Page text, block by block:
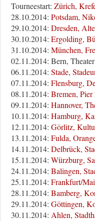
Tourneestart:Zürich,
28.10.2014:Potsdam,
29.10.2014:Dresden,
30.10.2014:Ergolding,
31.10.2014:München,
02.11.2014: Bern,
06.11.2014:Stade,
07.11.2014:Flensburg,
08.11.2014:Bremen, Pier
09.11.2014:Hannover,
10.11.2014:Hamburg,
12.11.2014:Görlitz,
13.11.2014:Fulda,
14.11.2014:Delbrück,
15.11.2014:Würzburg,
24.11.2014:Balingen,
25.11.2014:Frankfurt/
28.11.2014:Bamberg,
29.11.2014:Göttingen,
30.11.2014:Ahlen,